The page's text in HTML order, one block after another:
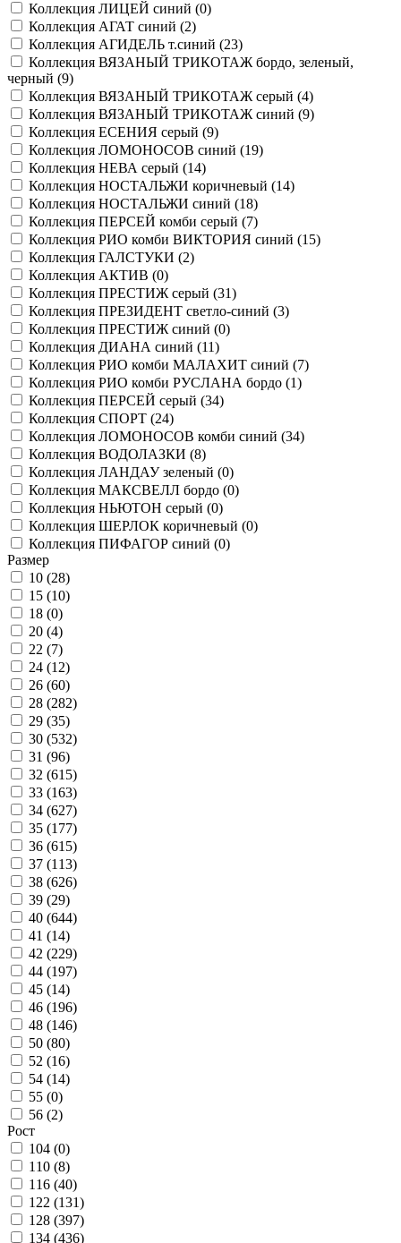
Коллекция ЛИЦЕЙ синий (0)
Коллекция АГАТ синий (2)
Коллекция АГИДЕЛЬ т.синий (23)
Коллекция ВЯЗАНЫЙ ТРИКОТАЖ бордо, зеленый,
черный (9)
Коллекция ВЯЗАНЫЙ ТРИКОТАЖ серый (4)
Коллекция ВЯЗАНЫЙ ТРИКОТАЖ синий (9)
Коллекция ЕСЕНИЯ серый (9)
Коллекция ЛОМОНОСОВ синий (19)
Коллекция НЕВА серый (14)
Коллекция НОСТАЛЬЖИ коричневый (14)
Коллекция НОСТАЛЬЖИ синий (18)
Коллекция ПЕРСЕЙ комби серый (7)
Коллекция РИО комби ВИКТОРИЯ синий (15)
Коллекция ГАЛСТУКИ (2)
Коллекция АКТИВ (0)
Коллекция ПРЕСТИЖ серый (31)
Коллекция ПРЕЗИДЕНТ светло-синий (3)
Коллекция ПРЕСТИЖ синий (0)
Коллекция ДИАНА синий (11)
Коллекция РИО комби МАЛАХИТ синий (7)
Коллекция РИО комби РУСЛАНА бордо (1)
Коллекция ПЕРСЕЙ серый (34)
Коллекция СПОРТ (24)
Коллекция ЛОМОНОСОВ комби синий (34)
Коллекция ВОДОЛАЗКИ (8)
Коллекция ЛАНДАУ зеленый (0)
Коллекция МАКСВЕЛЛ бордо (0)
Коллекция НЬЮТОН серый (0)
Коллекция ШЕРЛОК коричневый (0)
Коллекция ПИФАГОР синий (0)
Размер
10 (28)
15 (10)
18 (0)
20 (4)
22 (7)
24 (12)
26 (60)
28 (282)
29 (35)
30 (532)
31 (96)
32 (615)
33 (163)
34 (627)
35 (177)
36 (615)
37 (113)
38 (626)
39 (29)
40 (644)
41 (14)
42 (229)
44 (197)
45 (14)
46 (196)
48 (146)
50 (80)
52 (16)
54 (14)
55 (0)
56 (2)
Рост
104 (0)
110 (8)
116 (40)
122 (131)
128 (397)
134 (436)